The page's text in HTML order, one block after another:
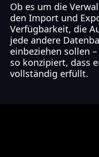
Ob es um die
den Import und
Verfügbarkeit, die
jede andere
einbeziehen sollen
so konzipiert, dass
vollständig erfüllt.